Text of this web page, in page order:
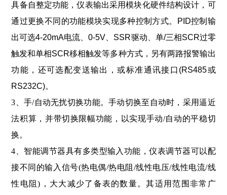
具备自整定功能，仪表输出采用模块化硬件结构设计，可
通过更换不同的功能模块实现多种控制方式。PID控制输
出可选4-20mA电流、0-5V、SSR驱动、单/三相SCR过零
触发和单相SCR移相触发等多种方式，另有两路报警输出
功能，还可选配变送输出，或标准通讯接口(RS485或
RS232C)。
3、手/自动无扰切换功能。手动切换至自动时，采用逼近
法积算，并带切换限幅功能，以实现手动/自动的平稳切
换。
4、智能调节器具有多类型输入功能，仪表调节器可以配
接不同的输入信号(热电偶/热电阻/线性电压/线性电流/线
性电阻)，大大减少了备表的数量。其适用范围非常广